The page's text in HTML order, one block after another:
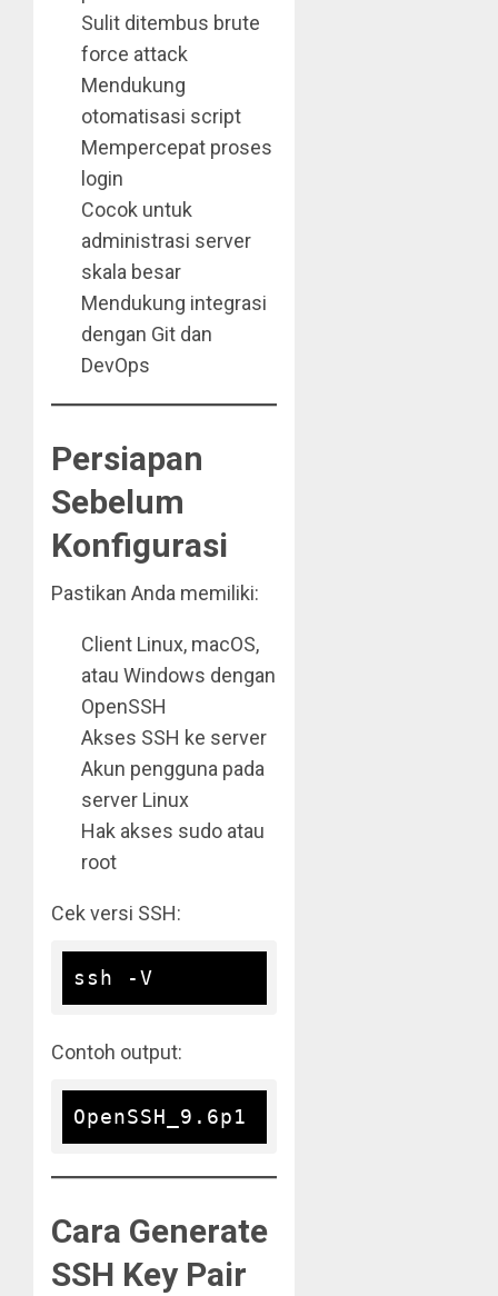
Sulit ditembus brute
force attack
Mendukung
otomatisasi script
Mempercepat proses
login
Cocok untuk
administrasi server
skala besar
Mendukung integrasi
dengan Git dan
DevOps
Persiapan
Sebelum
Konfigurasi
Pastikan Anda memiliki:
Client Linux, macOS,
atau Windows dengan
OpenSSH
Akses SSH ke server
Akun pengguna pada
server Linux
Hak akses sudo atau
root
Cek versi SSH:
Contoh output:
Cara Generate
SSH Key Pair